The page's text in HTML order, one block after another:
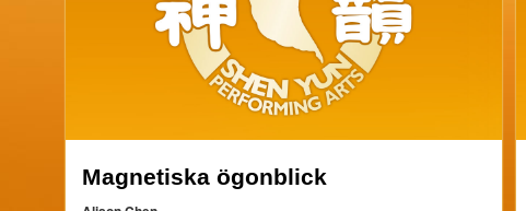
Magnetiska ögonblick